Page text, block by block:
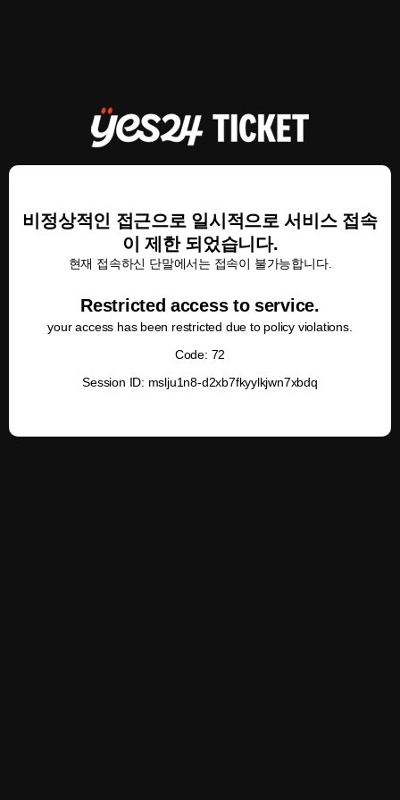
비정상적인 접근으로 일시적으로 서비스 접속
이 제한 되었습니다.
현재 접속하신 단말에서는 접속이 불가능합니다.
Restricted access to service.
your access has been restricted due to policy violations.
Code: 72
Session ID: mslju1n8-d2xb7fkyylkjwn7xbdq